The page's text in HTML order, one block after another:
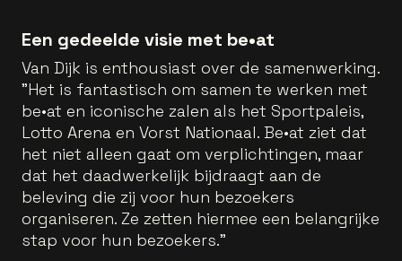
Een gedeelde visie met be•at
Van Dijk is enthousiast over de samenwerking.
"Het is fantastisch om samen te werken met
be•at en iconische zalen als het Sportpaleis,
Lotto Arena en Vorst Nationaal. Be•at ziet dat
het niet alleen gaat om verplichtingen, maar
dat het daadwerkelijk bijdraagt aan de
beleving die zij voor hun bezoekers
organiseren. Ze zetten hiermee een belangrijke
stap voor hun bezoekers."